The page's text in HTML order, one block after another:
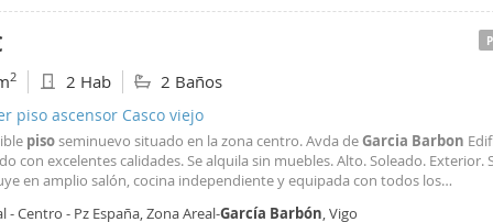
2 2 Hab 2 Baños
piso ascensor Casco viejo
pisoseminuevo situado en la zona centro. Avda deGarcia Barbon
con excelentes calidades. Se alquila sin muebles. Alto. Soleado. Exterior.
en amplio salón, cocina independiente y equipada con todos los
- Centro - Pz España, Zona Areal-García Barbón, Vigo